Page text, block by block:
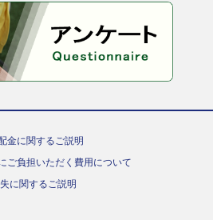
金に関するご説明
ご負担いただく費用について
に関するご説明